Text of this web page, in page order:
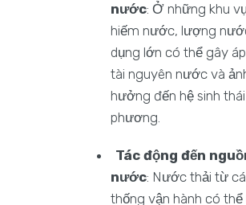
nước: Ở những khu
hiếm nước, lượng
dụng lớn có thể gây
tài nguyên nước và
hưởng đến hệ sinh
phương.
Tác động đến
nước: Nước thải từ
thống vận hành có thể